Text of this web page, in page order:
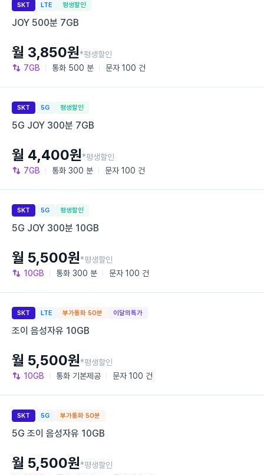
SKT LTE 평생할인
JOY 500분 7GB
7GB 통화 500 분 문자 100 건
월 3,850원*평생할인
SKT 5G 평생할인
5G JOY 300분 7GB
7GB 통화 300 분 문자 100 건
월 4,400원*평생할인
SKT 5G 평생할인
5G JOY 300분 10GB
10GB 통화 300 분 문자 100 건
월 5,500원*평생할인
SKT LTE 부가통화 50분 이달의특가
조이 음성자유 10GB
10GB 통화 기본제공 문자 100 건
월 5,500원*평생할인
SKT 5G 부가통화 50분
5G 조이 음성자유 10GB
월 5,500원*평생할인